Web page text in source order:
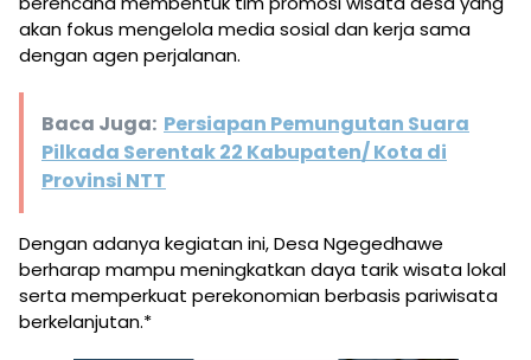
akan fokus mengelola media sosial dan kerja sama
dengan agen perjalanan.
Baca Juga: Persiapan Pemungutan Suara
Pilkada Serentak 22 Kabupaten/ Kota di
Provinsi NTT
Dengan adanya kegiatan ini, Desa Ngegedhawe
berharap mampu meningkatkan daya tarik wisata lokal
serta memperkuat perekonomian berbasis pariwisata
berkelanjutan.*